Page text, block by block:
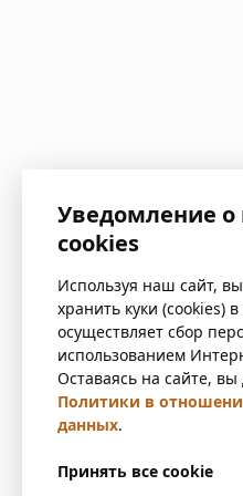
Уведомление
cookies
Используя наш сайт,
хранить куки (cookies)
осуществляет сбор
использованием
Оставаясь на сайте, вы
Политики в
данных.
Принять все cookie